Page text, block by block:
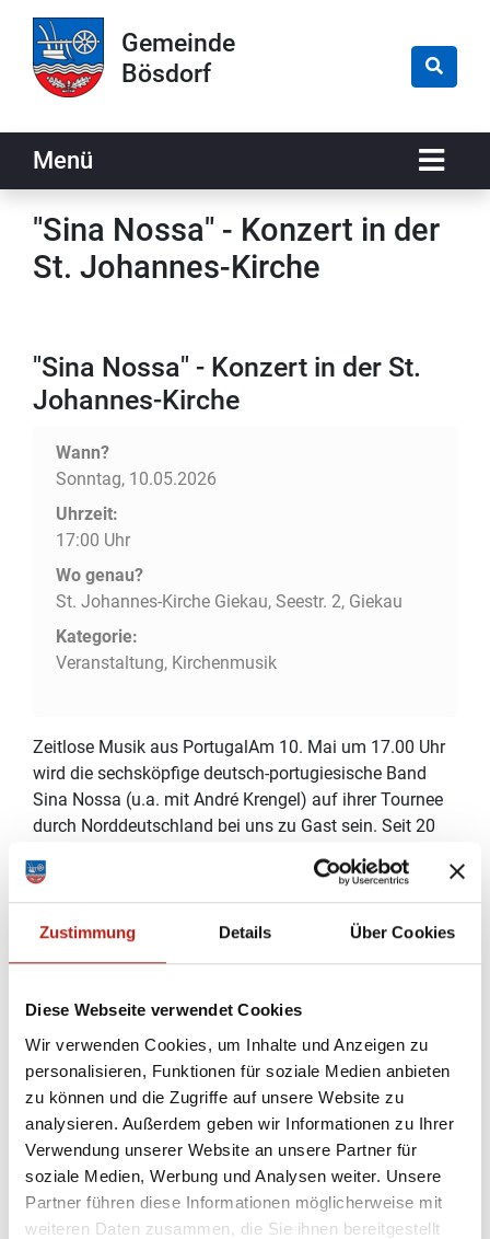
Zustimmung Details Über Cookies
Diese Webseite verwendet Cookies
Wir verwenden Cookies, um Inhalte und Anzeigen zu
personalisieren, Funktionen für soziale Medien anbieten
zu können und die Zugriffe auf unsere Website zu
analysieren. Außerdem geben wir Informationen zu Ihrer
Verwendung unserer Website an unsere Partner für
soziale Medien, Werbung und Analysen weiter. Unsere
Partner führen diese Informationen möglicherweise mit
weiteren Daten zusammen, die Sie ihnen bereitgestellt
Gemeinde
Bösdorf
Menü
"Sina Nossa" - Konzert in der
St. Johannes-Kirche
"Sina Nossa" - Konzert in der St.
Johannes-Kirche
Wann?
Sonntag, 10.05.2026
Uhrzeit:
17:00 Uhr
Wo genau?
St. Johannes-Kirche Giekau, Seestr. 2, Giekau
Kategorie:
Veranstaltung, Kirchenmusik
Zeitlose Musik aus PortugalAm 10. Mai um 17.00 Uhr
wird die sechsköpfige deutsch-portugiesische Band
Sina Nossa (u.a. mit André Krengel) auf ihrer Tournee
durch Norddeutschland bei uns zu Gast sein. Seit 20
Musik "made in Germany“ – eine unvergleichliche
Fusion aus Fado, Folklore, Klassik, Latin und mehr.Ihre
Leidenschaft für den Fado brachte die Musiker von
Sina Nossa – zu Deutsch: unsere Bestimmung –
wer bei Sina Nossa ein klassisches Fado-Ensemble
erwartet, wird überrascht sein. Denn die Musiker
verschmelzen ihre musikalischen Wurzeln mit
Elementen aus Klassik, Jazz, Pop und Folklore, bringen
ihre unterschiedlichen musikalischen Charaktere mit
ein und prägen so ihren eigenen, unverwechselbaren
Stil. Die Melancholie und der Weltschmerz des Fado
treffen hier ohne Pathos auf Rhythmus, heitere
Beschwingtheit und Lebensfreude. Lassen Sie sich